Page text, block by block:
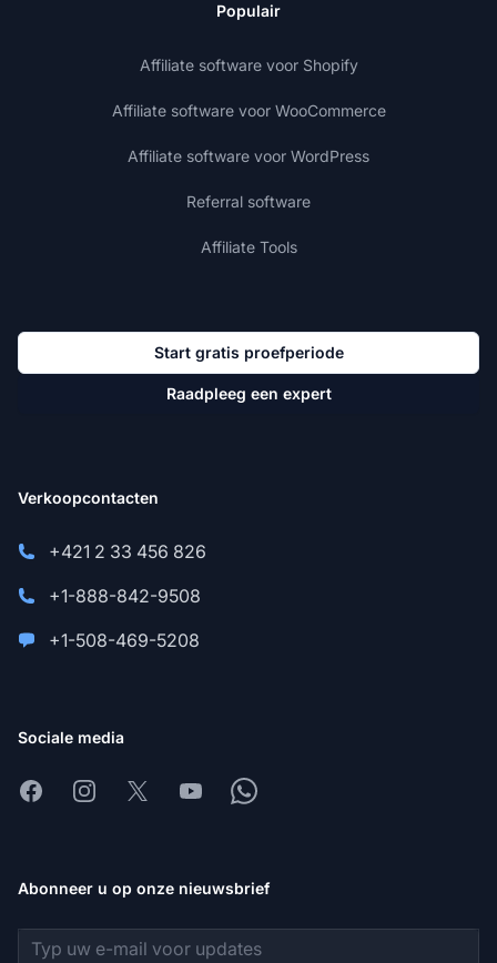
Populair
Affiliate software voor Shopify
Affiliate software voor WooCommerce
Affiliate software voor WordPress
Referral software
Affiliate Tools
Start gratis proefperiode
Raadpleeg een expert
Verkoopcontacten
+421 2 33 456 826
+1-888-842-9508
+1-508-469-5208
Sociale media
FacebookInstagram
X YoutubeWhatsapp
Abonneer u op onze nieuwsbrief
E-mailadres